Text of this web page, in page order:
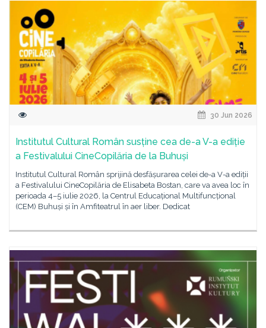
30 Jun 2026
Institutul Cultural Român susține cea de-a V-a ediție
a Festivalului CineCopilăria de la Buhuși
Institutul Cultural Român sprijină desfășurarea celei de-a V-a ediții
a Festivalului CineCopilăria de Elisabeta Bostan, care va avea loc în
perioada 4–5 iulie 2026, la Centrul Educațional Multifuncțional
(CEM) Buhuși și în Amfiteatrul în aer liber. Dedicat